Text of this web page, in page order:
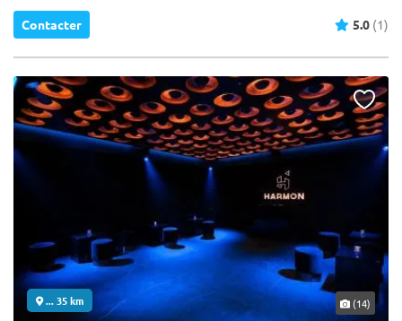
Contacter 5.0 (1)
... 35 km (14)